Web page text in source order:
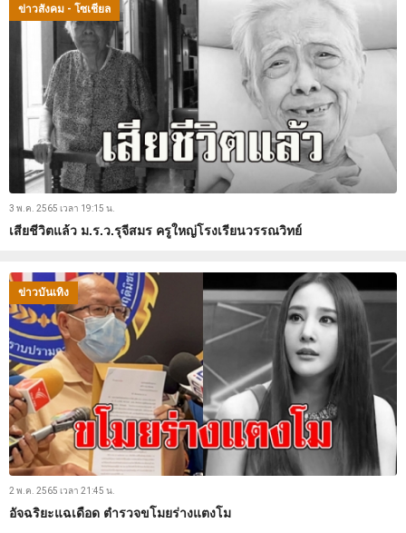
ข่าวสังคม - โซเชียล
3 พ.ค. 2565 เวลา 19:15 น.
เสียชีวิตแล้ว ม.ร.ว.รุจีสมร ครูใหญ่โรงเรียนวรรณวิทย์
ข่าวบันเทิง
2 พ.ค. 2565 เวลา 21:45 น.
อัจฉริยะแฉเดือด ตำรวจขโมยร่างแตงโม